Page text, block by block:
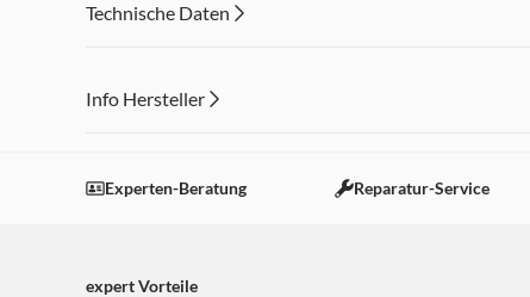
Technische Daten
Info Hersteller
Einstellungen anpassen
Experten-Beratung Reparatur-Service
expert Vorteile